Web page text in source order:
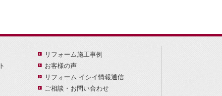
リフォーム施工事例
お客様の声
リフォーム イシイ情報通信
ご相談・お問い合わせ